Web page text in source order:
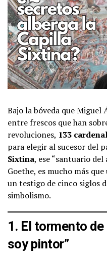
Bajo la bóveda que
entre frescos que han
revoluciones, 133
para elegir al sucesor del
Sixtina, ese “santuario
Goethe, es mucho más
un testigo de cinco siglos
simbolismo.
1. El tormento
soy pintor”